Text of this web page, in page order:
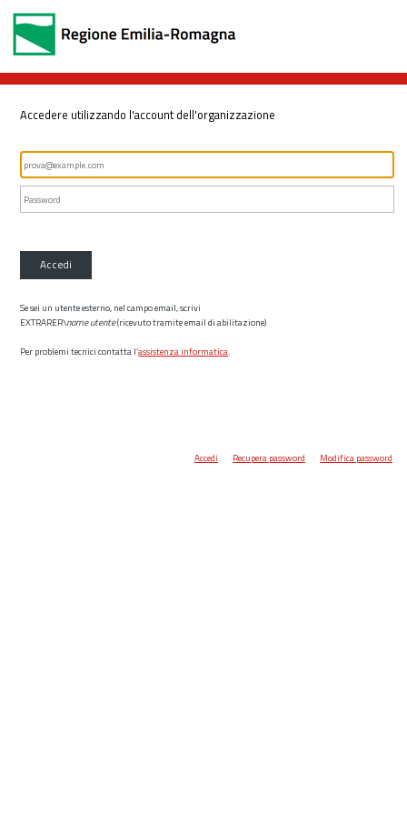
Accedere utilizzando l'account dell'organizzazione
Accedi
Se sei un utente esterno, nel campo email, scrivi
EXTRARER\nome utente(ricevuto tramite email di abilitazione)
Per problemi tecnici contatta l’assistenza informatica.
Accedi Recupera password Modifica password